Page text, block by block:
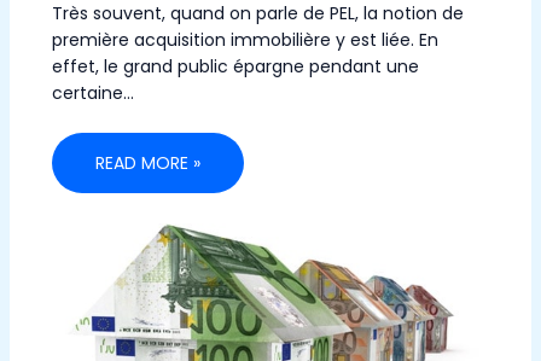
Très souvent, quand on parle de PEL, la notion de
première acquisition immobilière y est liée. En
effet, le grand public épargne pendant une
certaine…
READ MORE »